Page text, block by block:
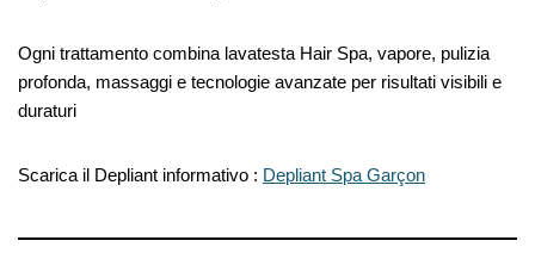
Ogni trattamento combina lavatesta Hair Spa, vapore, pulizia
profonda, massaggi e tecnologie avanzate per risultati visibili e
duraturi
Scarica il Depliant informativo : Depliant Spa Garçon